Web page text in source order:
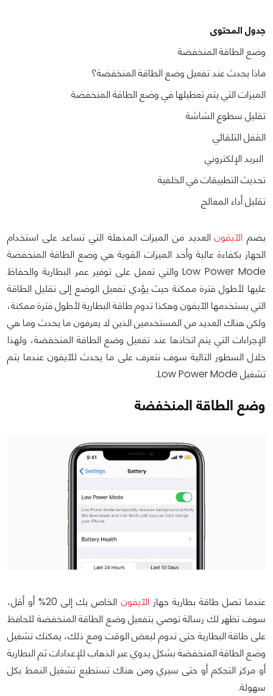
جدول المحتوى
وضع الطاقة المنخفضة
ماذا يحدث عند تفعيل وضع الطاقة المنخفضة؟
الميزات التي يتم تعطيلها في وضع الطاقة المنخفضة
تقليل سطوع الشاشة
القفل التلقائي
البريد الإلكتروني
تحديث التطبيقات في الخلفية
تقليل أداء المعالج
يضم الآيفونالعديد من الميزات المذهلة التي تساعد على استخدام
الجهاز بكفاءة عالية وأحد الميزات القوية هي وضع الطاقة المنخفضة
Low Power Mode والتي تعمل على توفير عمر البطارية والحفاظ
عليها لأطول فترة ممكنة حيث يؤدي تفعيل الوضع إلى تقليل الطاقة
التي يستخدمها الآيفون وهكذا تدوم طاقة البطارية لأطول فترة ممكنة،
ولكن هناك العديد من المستخدمين الذين لا يعرفون ما يحدث وما هي
الإجراءات التي يتم اتخاذها عند تفعيل وضع الطاقة المنخفضة، ولهذا
خلال السطور التالية سوف نتعرف على ما يحدث للآيفون عندما يتم
تشغيل Low Power Mode.
وضع الطاقة المنخفضة
عندما تصل طاقة بطارية جهازالآيفون
الخاص بك إلى 20% أو أقل،
سوف تظهر لك رسالة توصي بتفعيل وضع الطاقة المنخفضة للحافظ
على طاقة البطارية حتى تدوم لبعض الوقت ومع ذلك، يمكنك تشغيل
وضع الطاقة المنخفضة بشكل يدوي عبر الذهاب للإعدادات ثم البطارية
أو مركز التحكم أو حتى سيري ومن هناك تستطيع تشغيل النمط بكل
سهولة.